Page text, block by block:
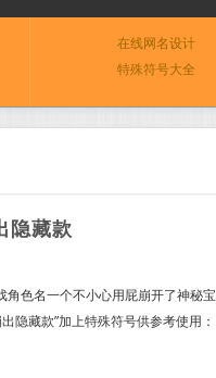
在线网名设计
特殊符号大全
隐藏款
色名一个不小心用屁崩开了神秘
隐藏款”加上特殊符号供参考使用：